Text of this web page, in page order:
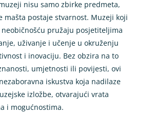
nisu samo zbirke predmeta,
mašta postaje stvarnost. Muzeji koji
pružaju posjetiteljima
uživanje i učenje u okruženju
i inovaciju. Bez obzira na to
umjetnosti ili povijesti, ovi
iskustva koja nadilaze
izložbe, otvarajući vrata
i mogućnostima.